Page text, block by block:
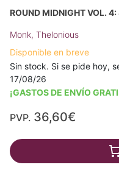
ROUND MIDNIGHT VOL.
Monk, Thelonious
Disponible en breve
Sin stock. Si se pide hoy,
17/08/26
¡GASTOS DE ENVÍO
PVP. 36,60€